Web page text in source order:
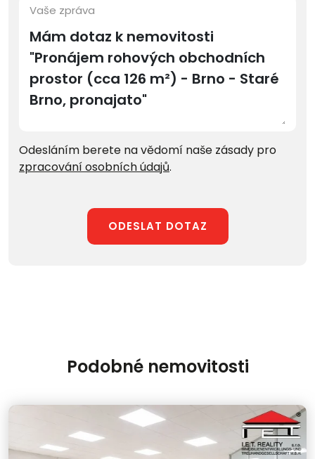
Vaše zpráva
Odesláním berete na vědomí naše zásady pro
zpracování osobních údajů.
ODESLAT DOTAZ
Podobné nemovitosti